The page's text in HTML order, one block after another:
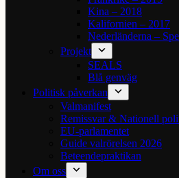
Kina – 2018
Kalifornien – 2017
Nederländerna –
Projekt
SEALS
Blå genväg
Politisk påverkan
Valmanifest
Remissvar & Nationell
EU-parlamentet
Guide valrörelsen 2026
Beteendepraktikan
Om oss